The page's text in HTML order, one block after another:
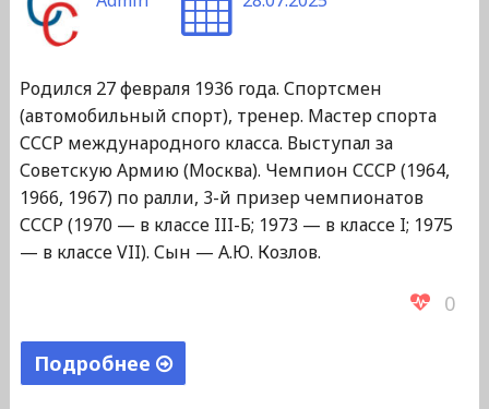
Родился 27 февраля 1936 года. Спортсмен
(автомобильный спорт), тренер. Мастер спорта
СССР международного класса. Выступал за
Советскую Армию (Москва). Чемпион СССР (1964,
1966, 1967) по ралли, 3-й призер чемпионатов
СССР (1970 — в классе III-Б; 1973 — в классе I; 1975
— в классе VII). Сын — А.Ю. Козлов.
0
Подробнее